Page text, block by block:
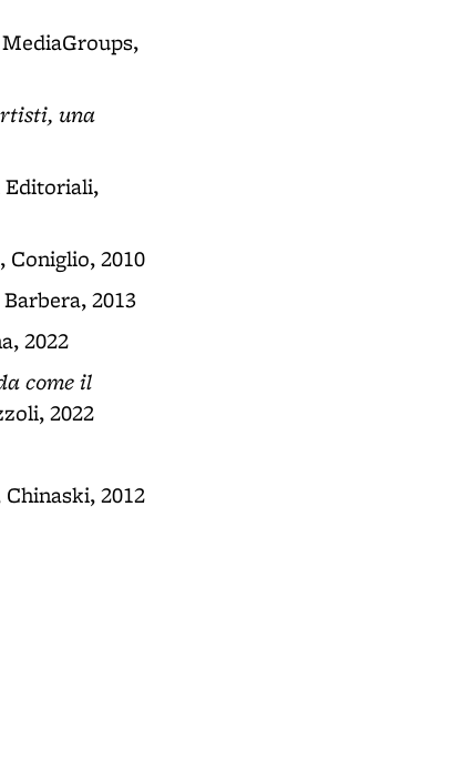
una
Editoriali,
Coniglio, 2010
2013
2022
come il
2022
Chinaski, 2012